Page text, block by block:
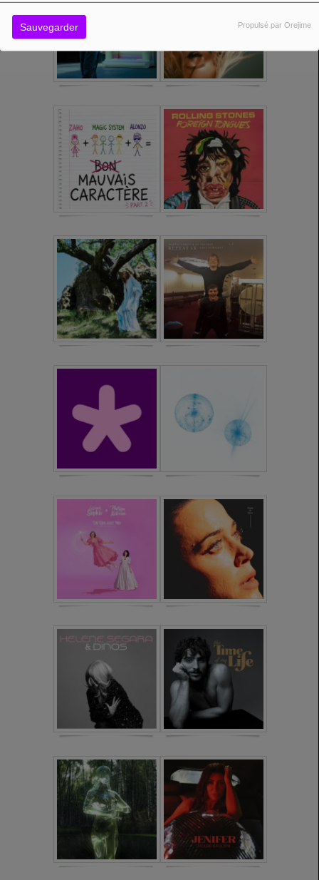
Sauvegarder Propulsé par Orejime